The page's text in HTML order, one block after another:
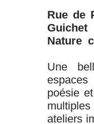
Rue de
Nature
Une
espaces
poésie
ateliers